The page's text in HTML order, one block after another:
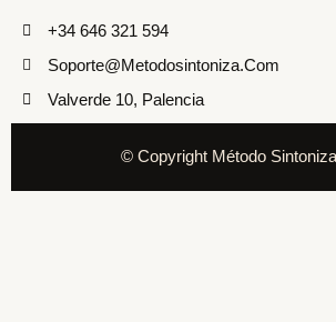
+34 646 321 594
Soporte@metodosintoniza.com
Valverde 10, Palencia
© Copyright Método